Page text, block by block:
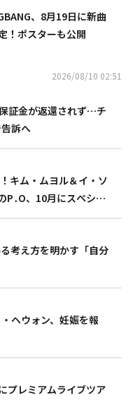
、8月19日に新曲
！ポスターも公開
2026/08/10 02:51
証金が返還されず…チ
訴へ
キム・ムヨル＆イ・ソ
P․O、10月にスペシャ
考え方を明かす「自分
ヘウォン、妊娠を報
プレミアムライブツア